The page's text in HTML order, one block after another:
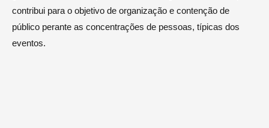
contribui para o objetivo de organização e contenção de
público perante as concentrações de pessoas, típicas dos
eventos.